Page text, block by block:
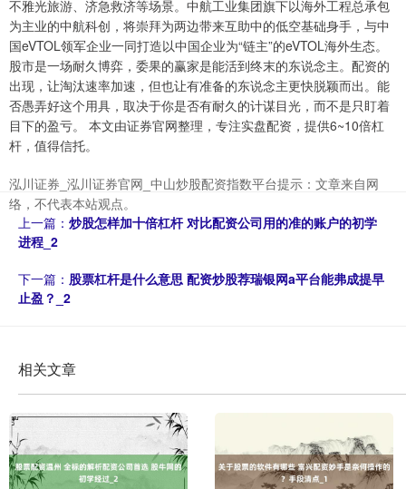
不雅光旅游、济急救济等场景。中航工业集团旗下以海外工程总承包
为主业的中航科创，将崇拜为两边带来互助中的低空基础身手，与中
国eVTOL领军企业一同打造以中国企业为“链主”的eVTOL海外生态。
股市是一场耐久博弈，委果的赢家是能活到终末的东说念主。配资的
出现，让淘汰速率加速，但也让有准备的东说念主更快脱颖而出。能
否愚弄好这个用具，取决于你是否有耐久的计谋目光，而不是只盯着
目下的盈亏。 本文由证券官网整理，专注实盘配资，提供6~10倍杠
杆，值得信托。
泓川证券_泓川证券官网_中山炒股配资指数平台提示：文章来自网
络，不代表本站观点。
上一篇： 炒股怎样加十倍杠杆 对比配资公司用的准的账户的初学
进程_2
下一篇： 股票杠杆是什么意思 配资炒股荐瑞银网a平台能弗成提早
止盈？_2
相关文章
上证综指